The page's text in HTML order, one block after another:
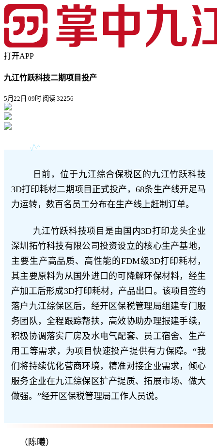
打开APP
九江竹跃科技二期项目投产
5月22日 09时 阅读 32256
日前，位于九江综合保税区的九江竹跃科技
3D打印耗材二期项目正式投产，68条生产线开足马
力运转，数百名员工分布在生产线上赶制订单。
九江竹跃科技项目是由国内3D打印龙头企业
深圳拓竹科技有限公司投资设立的核心生产基地，
主要生产高品质、高性能的FDM级3D打印耗材，
其主要原料为从国外进口的可降解环保材料，经生
产加工后形成3D打印耗材，产品出口。该项目签约
落户九江综保区后，经开区保税管理局组建专门服
务团队，全程跟踪帮扶，高效协助办理报建手续，
积极协调落实厂房及水电气配套、员工宿舍、生产
用工等需求，为项目快速投产提供有力保障。“我
们将持续优化营商环境，精准对接企业需求，倾心
服务企业在九江综保区扩产提质、拓展市场、做大
做强。”经开区保税管理局工作人员说。
（陈曦）